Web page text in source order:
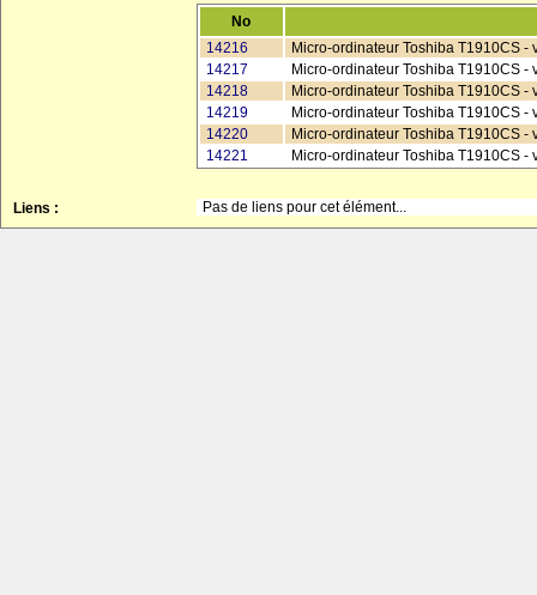
No
14216
Micro-ordinateur Toshiba T1910CS -
14217
Micro-ordinateur Toshiba T1910CS -
14218
Micro-ordinateur Toshiba T1910CS -
14219
Micro-ordinateur Toshiba T1910CS -
14220
Micro-ordinateur Toshiba T1910CS
14221
Micro-ordinateur Toshiba T1910CS
Liens : Pas de liens pour cet élément...